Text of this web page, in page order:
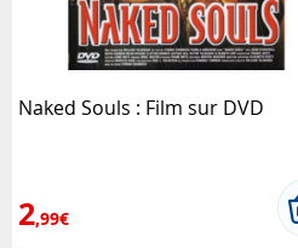
Naked Souls : Film sur DVD
2,99€